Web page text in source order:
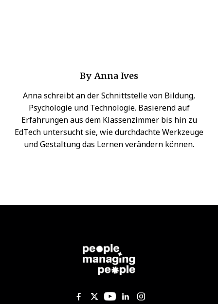
By Anna Ives
Anna schreibt an der Schnittstelle von Bildung,
Psychologie und Technologie. Basierend auf
Erfahrungen aus dem Klassenzimmer bis hin zu
EdTech untersucht sie, wie durchdachte Werkzeuge
und Gestaltung das Lernen verändern können.
Like us on Facebook
Follow us on Twitter
Follow us on
Add us on
Follow us on